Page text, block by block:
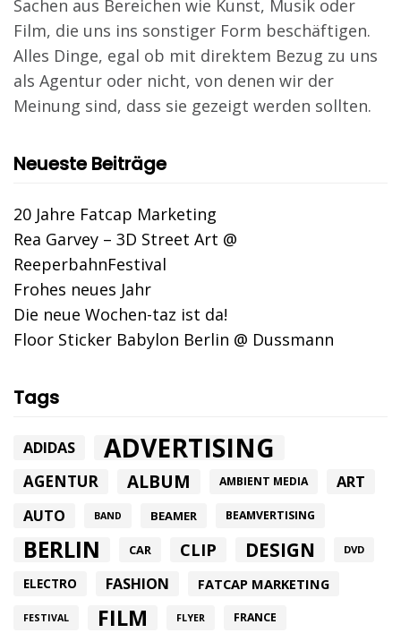
Sachen aus Bereichen wie Kunst, Musik oder
Film, die uns ins sonstiger Form beschäftigen.
Alles Dinge, egal ob mit direktem Bezug zu uns
als Agentur oder nicht, von denen wir der
Meinung sind, dass sie gezeigt werden sollten.
Neueste Beiträge
20 Jahre Fatcap Marketing
Rea Garvey – 3D Street Art @
ReeperbahnFestival
Frohes neues Jahr
Die neue Wochen-taz ist da!
Floor Sticker Babylon Berlin @ Dussmann
Tags
ADIDAS ADVERTISING
AGENTUR ALBUM AMBIENT MEDIA ART
AUTO BAND BEAMER BEAMVERTISING
BERLIN CAR CLIP DESIGN DVD
ELECTRO FASHION FATCAP MARKETING
FESTIVAL FILM FLYER FRANCE